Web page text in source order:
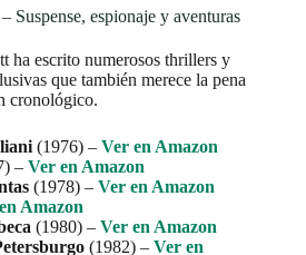
Suspense, espionaje y aventuras
ha escrito numerosos thrillers y
que también merece la pena
cronológico.
(1976) – Ver en Amazon
– Ver en Amazon
(1978) – Ver en Amazon
Amazon
(1980) – Ver en Amazon
(1982) – Ver en